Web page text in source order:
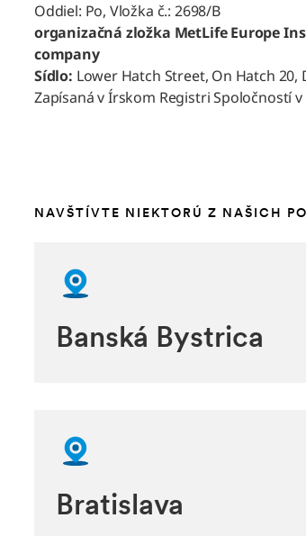
Oddiel: Po, Vložka č.: 2698/B
organizačná zložka MetLife Europe
company
Sídlo: Lower Hatch Street, On Hatch 20,
Zapísaná v Írskom Registri Spoločností
NAVŠTÍVTE NIEKTORÚ Z NAŠICH
Banská Bystrica
Bratislava